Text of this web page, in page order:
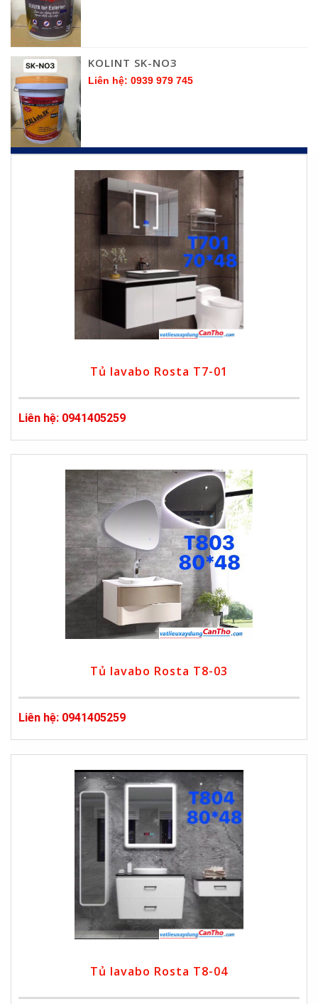
KOLINT SK-NO3
Liên hệ: 0939 979 745
Tủ lavabo Rosta T7-01
Liên hệ: 0941405259
Tủ lavabo Rosta T8-03
Liên hệ: 0941405259
Tủ lavabo Rosta T8-04